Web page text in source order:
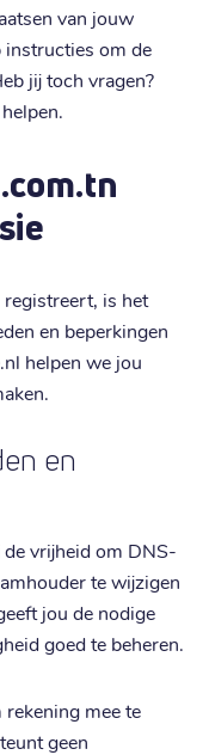
van jouw
om de
jij toch vragen?
is het
en beperkingen
helpen we jou
en
vrijheid om DNS-
te wijzigen
jou de nodige
goed te beheren.
rekening mee te
geen